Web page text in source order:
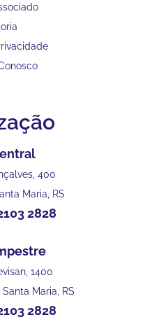
400
Maria, RS
2828
1400
Maria, RS
2828